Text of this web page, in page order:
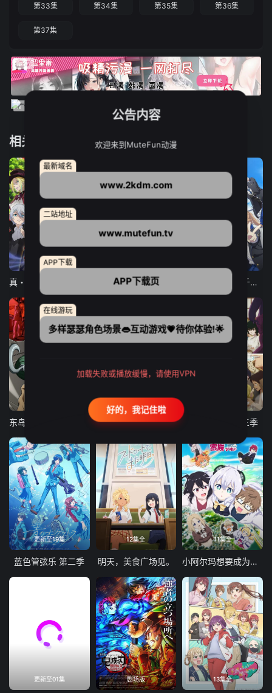
第33集 第34集 第35集 第36集
第37集
相关推荐
12集全
东京猫猫 NEW～♡ 弹珠汽水瓶里的千岁同学
更新至21集
古诺希亚 致不灭的你 第三季
更新至19集
蓝色管弦乐 第二季
12集全
明天，美食广场见。
11集全
小阿尔玛想要成为家人
更新至01集 剧场版 13集全
公告内容
欢迎来到MuteFun动漫
最新域名
www.2kdm.com
二站地址
www.mutefun.tv
APP下载
APP下载页
在线游玩
多样瑟瑟角色场景👄互动游戏💗待你体验!🌟
加载失败或播放缓慢，请使用VPN
好的，我记住啦